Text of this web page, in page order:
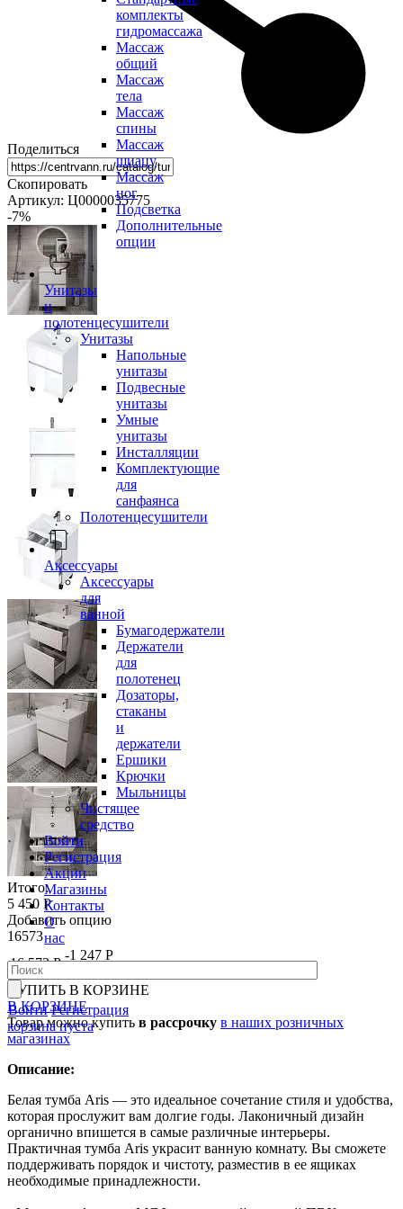
комплекты
гидромассажа
Массаж
общий
Массаж
тела
Массаж
спины
Массаж
шиацу
Массаж
ног
Подсветка
Дополнительные
опции
Унитазы
и
полотенцесушители
Унитазы
Напольные
унитазы
Подвесные
унитазы
Умные
унитазы
Инсталляции
Комплектующие
для
санфаянса
Полотенцесушители
Аксессуары
Аксессуары
для
ванной
Бумагодержатели
Держатели
для
полотенец
Дозаторы,
стаканы
и
держатели
Ершики
Крючки
Мыльницы
Чистящее
средство
Войти
Регистрация
Акции
Магазины
Контакты
О
нас
Войти Регистрация
корзина пуста
Поделиться
Скопировать
Артикул: Ц0000035775
-7%
Итого:
5 450 Р
Добавить опцию
16573
16 573 Р
-1 247 Р
КУПИТЬ В КОРЗИНЕ
В КОРЗИНЕ
Товар можно купить в рассрочку в наших розничных
магазинах
Описание:
Белая тумба Aris — это идеальное сочетание стиля и удобства,
которая прослужит вам долгие годы. Лаконичный дизайн
органично впишется в самые различные интерьеры.
Практичная тумба Aris украсит ванную комнату. Вы сможете
поддерживать порядок и чистоту, разместив в ее ящиках
необходимые принадлежности.